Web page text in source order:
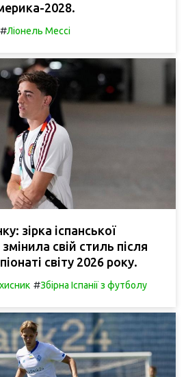
2028.
#Ліонель Мессі
зірка іспанської
змінила свій стиль після
світу 2026 року.
#Збірна Іспанії з футболу